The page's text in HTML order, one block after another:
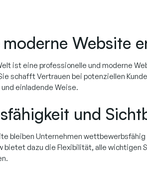
Website
ist eine professionelle und moderne
schafft Vertrauen bei potenziellen
einladende Weise.
und
bleiben Unternehmen
bietet dazu die Flexibilität, alle wichtigen